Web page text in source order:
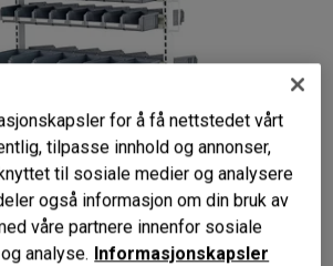
for å få nettstedet vårt
tilpasse innhold og annonser,
til sosiale medier og analysere
også informasjon om din bruk av
våre partnere innenfor sosiale
analyse. Informasjonskapsler